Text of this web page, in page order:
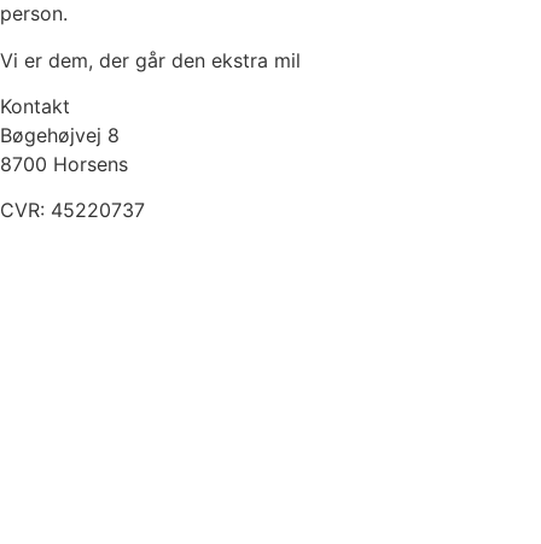
person.
Vi er dem, der går den ekstra mil
Kontakt
Bøgehøjvej 8
8700 Horsens
CVR: 45220737